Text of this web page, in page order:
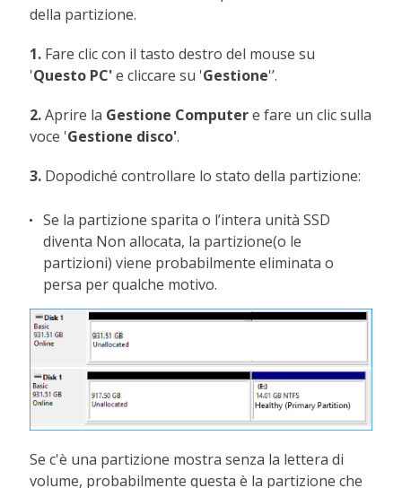
della partizione.
1. Fare clic con il tasto destro del mouse su
'Questo PC'e cliccare su 'Gestione'’.
2.Aprire la Gestione Computere fare un clic sulla
voce 'Gestione disco'.
3. Dopodiché controllare lo stato della partizione:
Se la partizione sparita o l’intera unità SSD
diventa Non allocata, la partizione(o le
partizioni) viene probabilmente eliminata o
persa per qualche motivo.
Se c'è una partizione mostra senza la lettera di
volume, probabilmente questa è la partizione che